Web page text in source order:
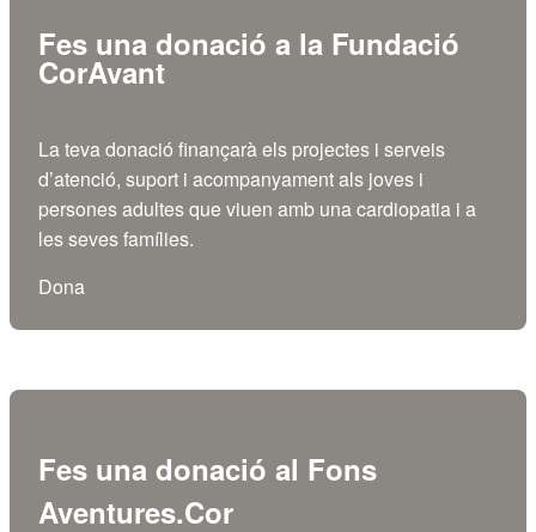
Fes una donació a la Fundació
CorAvant
La teva donació finançarà els projectes i serveis
d’atenció, suport i acompanyament als joves i
persones adultes que viuen amb una cardiopatia i a
les seves famílies.
Dona
Fes una donació al Fons
Aventures.Cor